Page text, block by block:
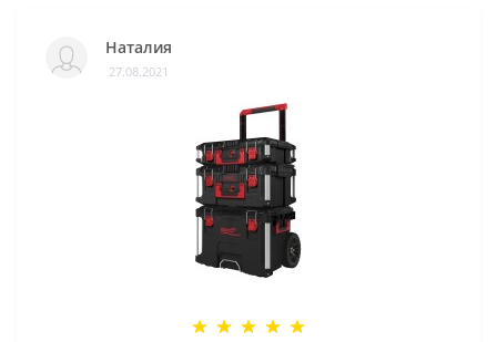
Наталия
27.08.2021